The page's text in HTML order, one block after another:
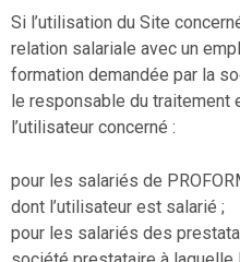
Si l’utilisation du Site
relation salariale avec un
formation demandée par la
le responsable du traitement
l’utilisateur concerné :
pour les salariés de
dont l’utilisateur est salarié ;
pour les salariés des